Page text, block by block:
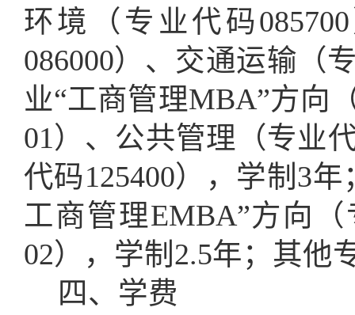
环境（专业代码
086000）、交通运输（
业“工商管理MBA”方向
01） 、公共管理 （专业
代码125400）， 学制 3年
工商管理EMBA”方向
02），学制2.5年；其他
四、 学费